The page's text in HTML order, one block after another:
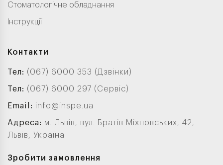
Стоматологічне обладнання
Інструкції
Контакти
Тел: (067) 6000 353 (Дзвінки)
Тел: (067) 6000 297 (Сервіс)
Email: info@inspe.ua
Адреса: м. Львів, вул. Братів Міхновських, 42,
Львів, Україна
Зробити замовлення